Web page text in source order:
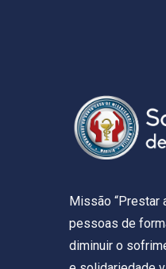
Missão “Prestar
pessoas de
diminuir o